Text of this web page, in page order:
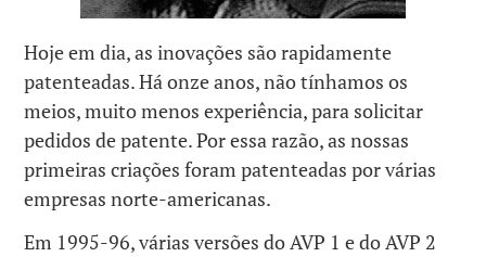
Hoje em dia, as inovações são rapidamente
patenteadas. Há onze anos, não tínhamos os
meios, muito menos experiência, para solicitar
pedidos de patente. Por essa razão, as nossas
primeiras criações foram patenteadas por várias
empresas norte-americanas.
Em 1995-96, várias versões do AVP 1 e do AVP 2